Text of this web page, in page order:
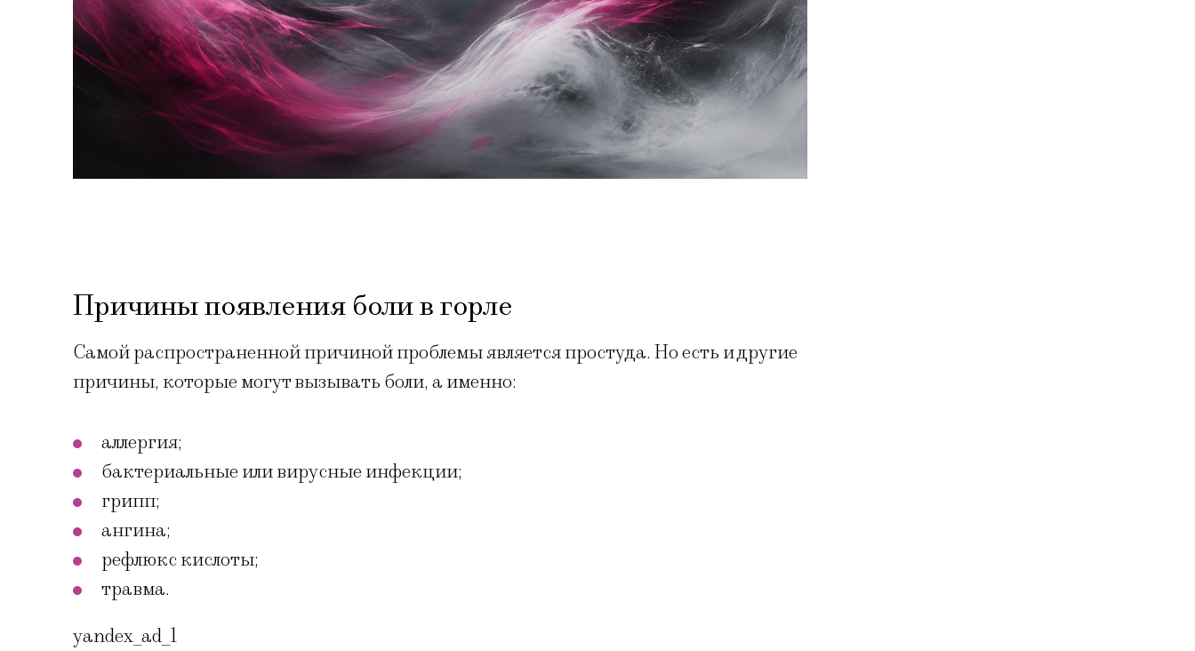
Причины появления боли в горле
Самой распространенной причиной проблемы является простуда. Но есть и другие
причины, которые могут вызывать боли, а именно:
аллергия;
бактериальные или вирусные инфекции;
грипп;
ангина;
рефлюкс кислоты;
травма.
yandex_ad_1